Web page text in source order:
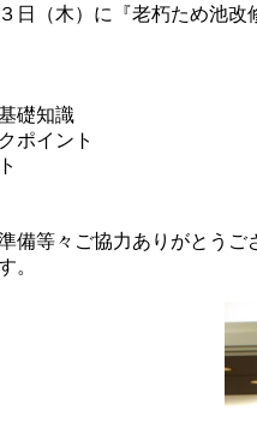
日（木）に『老朽ため池
礎知識
ポイント
備等々ご協力ありがとうご
。